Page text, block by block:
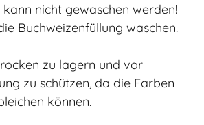
nicht gewaschen werden!
Buchweizenfüllung waschen.
zu lagern und vor
zu schützen, da die Farben
können.